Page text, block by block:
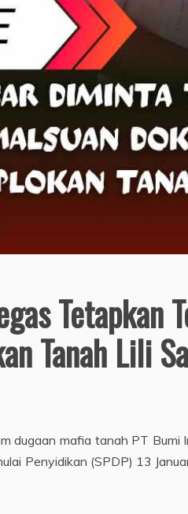
Tetapkan
Tanah Lili
dugaan mafia tanah PT
Penyidikan (SPDP) 13